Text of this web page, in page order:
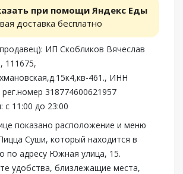
при помощи Яндекс Еды
доставка бесплатно
ИП Скобликов Вячеслав
111675,
461., ИНН
318774600621957
11:00 до 23:00
показано расположение и меню
Суши, который находится в
по адресу Южная улица, 15.
удобства, близлежащие места,